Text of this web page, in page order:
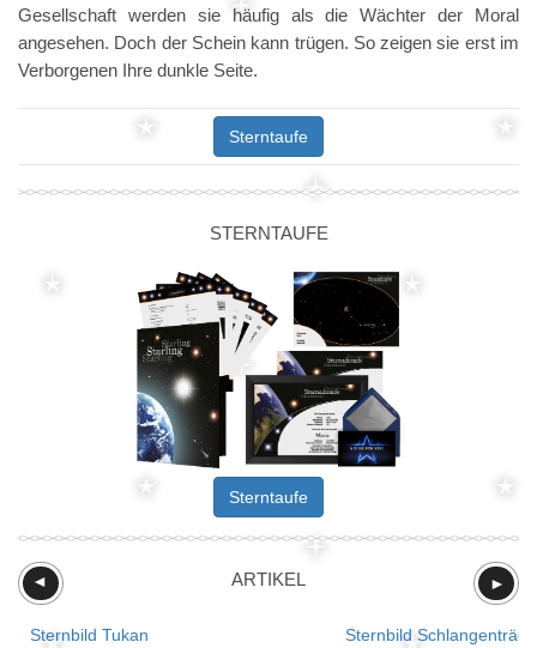
Gesellschaft werden sie häufig als die Wächter der Moral
angesehen. Doch der Schein kann trügen. So zeigen sie erst im
Verborgenen Ihre dunkle Seite.
Sterntaufe
STERNTAUFE
Sterntaufe
ARTIKEL ►
►
Sternbild Tukan
Sternbild